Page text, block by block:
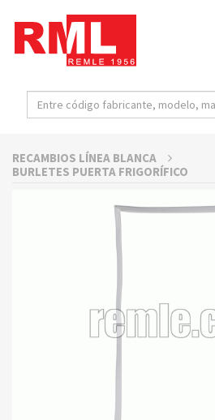
RECAMBIOS LÍNEA BLANCA
BURLETES PUERTA FRIGORÍFICO